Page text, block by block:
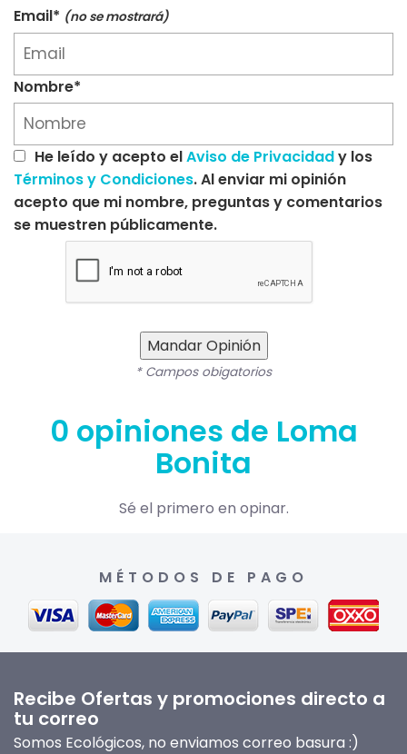
Email* (no se mostrará)
Nombre*
He leído y acepto elAviso de Privacidady los
Términos y Condiciones. Al enviar mi opinión
acepto que mi nombre, preguntas y comentarios
se muestren públicamente.
Mandar Opinión
* Campos obigatorios
0 opiniones de Loma
Bonita
Sé el primero en opinar.
MÉTODOS DE PAGO
Recibe Ofertas y promociones directo a
tu correo
Somos Ecológicos, no enviamos correo basura :)